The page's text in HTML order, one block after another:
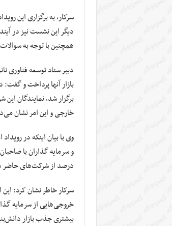
سرکار، به برگزاری این
دیگر این نشست نیز در
همچنین با توجه به
دبیر ستاد توسعه فناوری
بازار آنها پرداخت و
برگزار شد، نمایندگان
خارجی و این امر نشان
وی با بیان اینکه در
درصد از شرکت‌های حاضر
خروجی‌هایی از سرمایه
بیشتری جذب بازار